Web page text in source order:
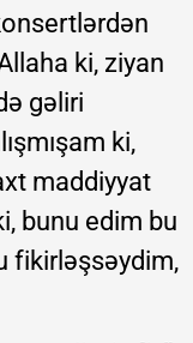
ki, ziyan
gəliri
ki,
maddiyyat
bunu edim bu
fikirləşsəydim,